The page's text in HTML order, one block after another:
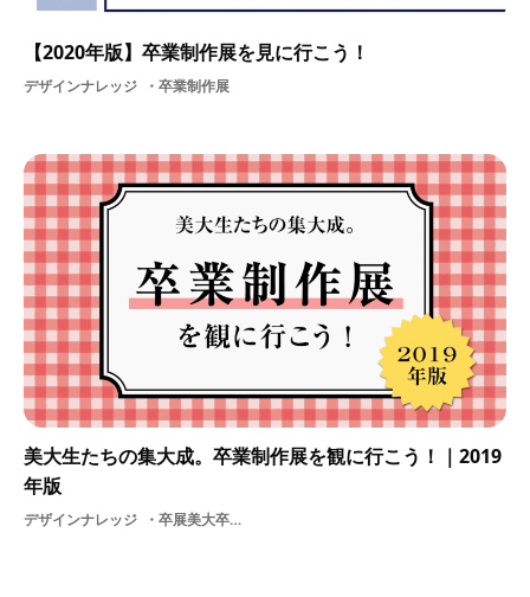
【2020年版】卒業制作展を見に行こう！
デザインナレッジ 卒業制作展
美大生たちの集大成。卒業制作展を観に行こう！｜2019
年版
デザインナレッジ 卒展美大卒業制作展美術制作作品大学大学生大学院学校学生美大生展示